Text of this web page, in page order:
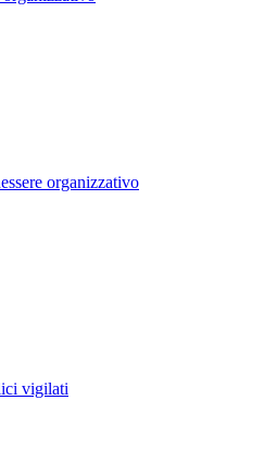
organizzativo
vigilati